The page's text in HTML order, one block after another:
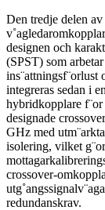
Den tredje delen
designen och
(SPST) som
ins¨attningsf¨orlust
integreras sedan i
hybridkopplare
designade
GHz med
isolering, vilket
crossover-
redundanskrav.